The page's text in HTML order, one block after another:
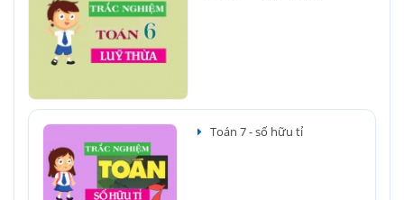
Toán 7 - số hữu tỉ